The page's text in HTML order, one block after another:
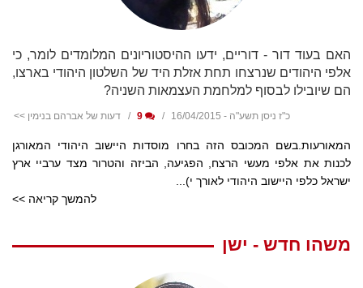
האם בעוד דור - דוריים, ידעו ההיסטוריונים המלומדים לומר, כי
אלפי היהודים שנרצחו תחת אזלת היד של השלטון היהודי בארצו,
הם שיובילו לבסוף למלחמת העצמאות השניה?
כ"ז ניסן תשע"ה - 16/04/2015 דעות של אברהם בנימין >>
המאורעות.בשם המכובס הזה בחרו מוסדות היישוב היהודי המאורגן
לכנות את אלפי מעשי הרצח, הפגיעה, הביזה והטרור מצד ערביי ארץ
ישראל כלפי היישוב היהודי לאורך י)...
להמשך קריאה >>
משהו חדש - ישן